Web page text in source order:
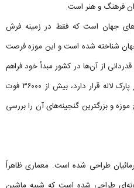
فرهنگ و هنر است.
جهان است که فقط در زمینه فرش
شناخته شده است و این موزه فرصت
از آن‌ها در کشور مبدأ خود فراهم
می‌کند. این موزه که در تهران و در کنار پارک لاله قرار دارد، بیش از ۳۶۰۰۰ فوت
و بزرگترین گنجینه‌های آن را بررسی
طراحی شده است. معماری ظاهراً